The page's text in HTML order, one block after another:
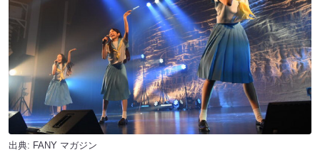
出典: FANY マガジン